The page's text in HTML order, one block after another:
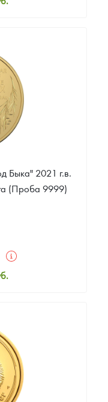
Быка" 2021 г.в.
(Проба 9999)